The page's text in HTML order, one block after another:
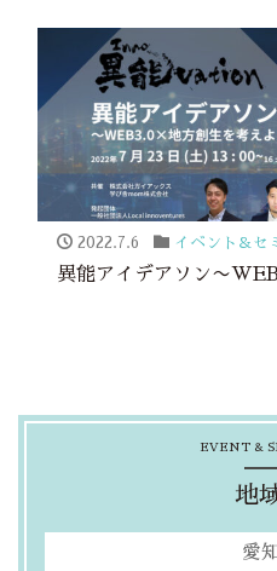
2022.7.6 イベント＆セ
異能アイデアソン〜
EVENT &
地
愛